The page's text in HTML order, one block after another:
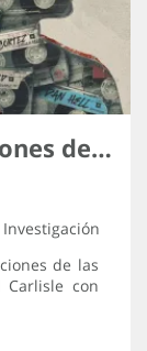
Mentes violentas, grabaciones de los asesinos
de las
con